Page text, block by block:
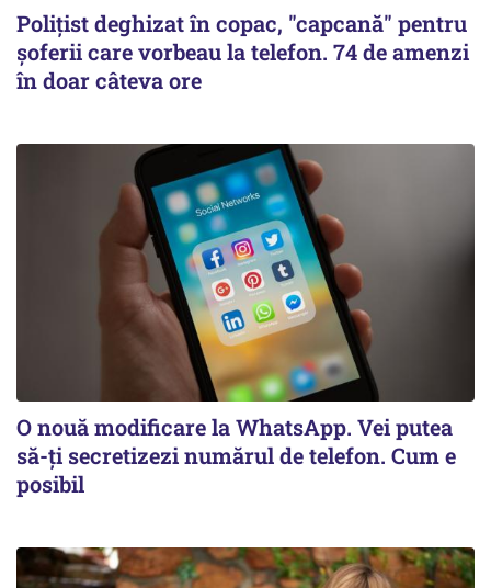
Polițist deghizat în copac, "capcană" pentru
șoferii care vorbeau la telefon. 74 de amenzi
în doar câteva ore
O nouă modificare la WhatsApp. Vei putea
să-ți secretizezi numărul de telefon. Cum e
posibil